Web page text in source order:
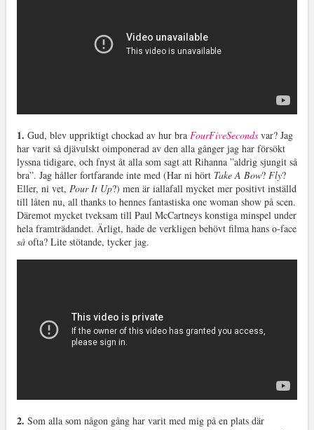
1. Gud, blev uppriktigt chockad av hur bra FourFiveSecondsvar? Jag
har varit så djävulskt oimponerad av den alla gånger jag har försökt
lyssna tidigare, och fnyst åt alla som sagt att Rihanna ”aldrig sjungit så
bra”. Jag håller fortfarande inte med (Har ni hört Take A Bow? Fly?
Eller, ni vet, Pour It Up?) men är iallafall mycket mer positivt inställd
till låten nu, all thanks to hennes fantastiska one woman show på scen.
Däremot mycket tveksam till Paul McCartneys konstiga minspel under
hela framträdandet. Ärligt, hade de verkligen behövt filma hans o-face
såofta? Lite stötande, tycker jag.
2. Som alla som någon gång har varit med mig på en plats där